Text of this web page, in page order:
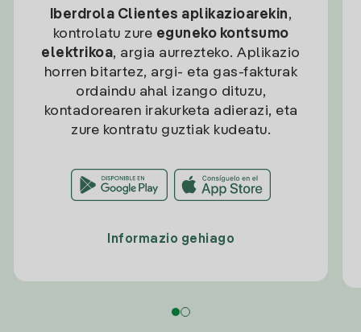
Iberdrola Clientes aplikazioarekin,
kontrolatu zure eguneko kontsumo
elektrikoa, argia aurrezteko. Aplikazio
horren bitartez, argi- eta gas-fakturak
ordaindu ahal izango dituzu,
kontadorearen irakurketa adierazi, eta
zure kontratu guztiak kudeatu.
Informazio gehiago